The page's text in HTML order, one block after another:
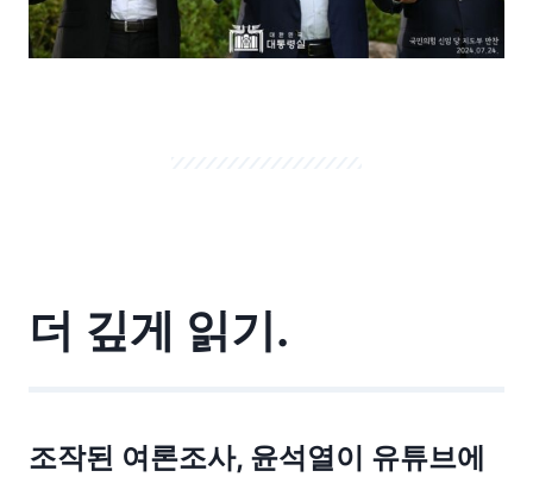
더 깊게 읽기.
조작된 여론조사, 윤석열이 유튜브에